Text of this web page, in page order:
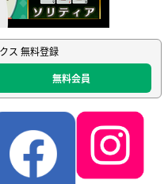
ス 無料登録
無料会員